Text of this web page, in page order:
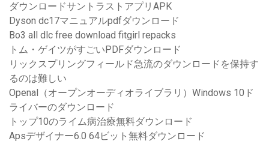
ダウンロードサントラストアプリAPK
Dyson dc17マニュアルpdfダウンロード
Bo3 all dlc free download fitgirl repacks
トム・ゲイツがすごいPDFダウンロード
リックスプリングフィールド急流のダウンロードを保持す
るのは難しい
Openal（オープンオーディオライブラリ）Windows 10ド
ライバーのダウンロード
トップ10のライム病治療無料ダウンロード
Apsデザイナー6.0 64ビット無料ダウンロード